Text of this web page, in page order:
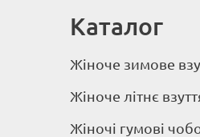
Каталог
Жіноче зимове
Жіноче літнє
Жіночі гумові